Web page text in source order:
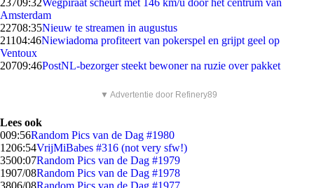
23709:32Wegpiraat scheurt met 146 km/u door het centrum van
Amsterdam
22708:35Nieuw te streamen in augustus
21104:46Niewiadoma profiteert van pokerspel en grijpt geel op
Ventoux
20709:46PostNL-bezorger steekt bewoner na ruzie over pakket
▼ Advertentie door Refinery89
Lees ook
009:56Random Pics van de Dag #1980
1206:54VrijMiBabes #316 (not very sfw!)
3500:07Random Pics van de Dag #1979
1907/08Random Pics van de Dag #1978
3806/08Random Pics van de Dag #1977